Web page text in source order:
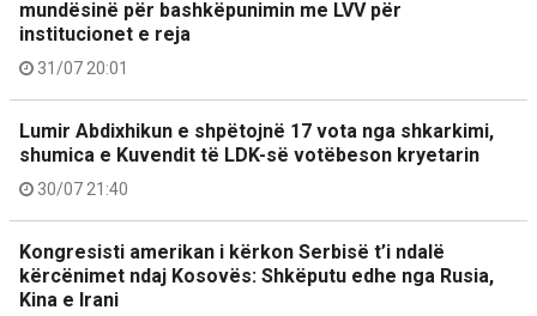
mundësinë për bashkëpunimin me LVV për
institucionet e reja
31/07 20:01
Lumir Abdixhikun e shpëtojnë 17 vota nga shkarkimi,
shumica e Kuvendit të LDK-së votëbeson kryetarin
30/07 21:40
Kongresisti amerikan i kërkon Serbisë t’i ndalë
kërcënimet ndaj Kosovës: Shkëputu edhe nga Rusia,
Kina e Irani